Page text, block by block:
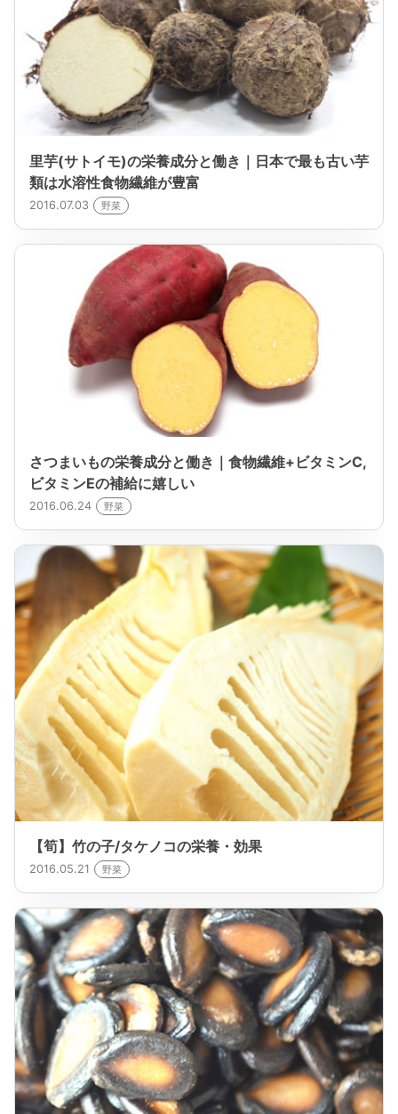
里芋(サトイモ)の栄養成分と働き｜日本で最も古い芋
類は水溶性食物繊維が豊富
2016.07.03 野菜
さつまいもの栄養成分と働き｜食物繊維+ビタミンC,
ビタミンEの補給に嬉しい
2016.06.24 野菜
【筍】竹の子/タケノコの栄養・効果
2016.05.21 野菜